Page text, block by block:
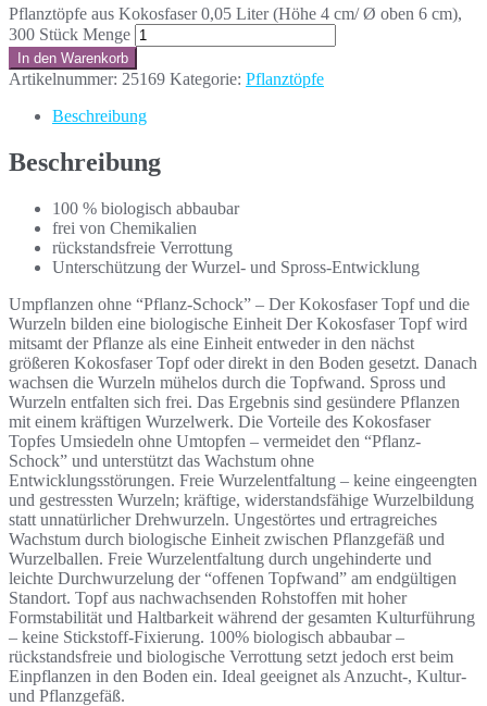
Pflanztöpfe aus Kokosfaser 0,05 Liter (Höhe 4 cm/ Ø oben 6 cm),
300 Stück Menge
In den Warenkorb
Artikelnummer: 25169 Kategorie: Pflanztöpfe
Beschreibung
Beschreibung
100 % biologisch abbaubar
frei von Chemikalien
rückstandsfreie Verrottung
Unterschützung der Wurzel- und Spross-Entwicklung
Umpflanzen ohne “Pflanz-Schock” – Der Kokosfaser Topf und die
Wurzeln bilden eine biologische Einheit Der Kokosfaser Topf wird
mitsamt der Pflanze als eine Einheit entweder in den nächst
größeren Kokosfaser Topf oder direkt in den Boden gesetzt. Danach
wachsen die Wurzeln mühelos durch die Topfwand. Spross und
Wurzeln entfalten sich frei. Das Ergebnis sind gesündere Pflanzen
mit einem kräftigen Wurzelwerk. Die Vorteile des Kokosfaser
Topfes Umsiedeln ohne Umtopfen – vermeidet den “Pflanz-
Schock” und unterstützt das Wachstum ohne
Entwicklungsstörungen. Freie Wurzelentfaltung – keine eingeengten
und gestressten Wurzeln; kräftige, widerstandsfähige Wurzelbildung
statt unnatürlicher Drehwurzeln. Ungestörtes und ertragreiches
Wachstum durch biologische Einheit zwischen Pflanzgefäß und
Wurzelballen. Freie Wurzelentfaltung durch ungehinderte und
leichte Durchwurzelung der “offenen Topfwand” am endgültigen
Standort. Topf aus nachwachsenden Rohstoffen mit hoher
Formstabilität und Haltbarkeit während der gesamten Kulturführung
– keine Stickstoff-Fixierung. 100% biologisch abbaubar –
rückstandsfreie und biologische Verrottung setzt jedoch erst beim
Einpflanzen in den Boden ein. Ideal geeignet als Anzucht-, Kultur-
und Pflanzgefäß.